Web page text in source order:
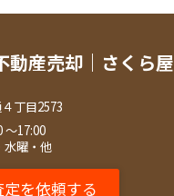
動産売却｜さくら屋
丁目2573
～17:00
水曜・他
を依頼する